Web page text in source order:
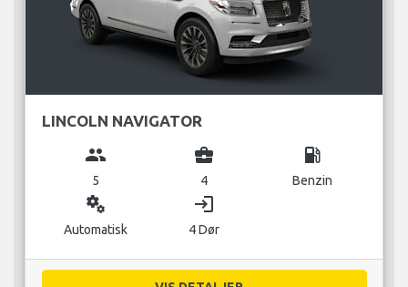
LINCOLN NAVIGATOR
group
5
business_center
4
local_gas_station
Benzin
miscellaneous_services
Automatisk
login
4 Dør